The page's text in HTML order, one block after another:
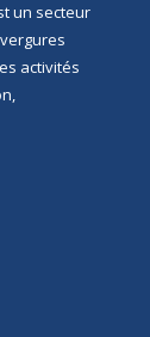
un secteur
activités